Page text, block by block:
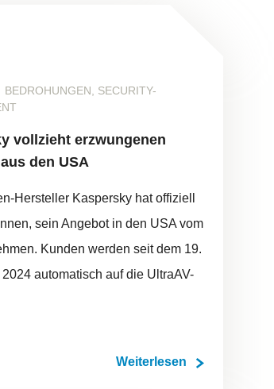
BEDROHUNGEN, SECURITY-
vollzieht erzwungenen
den USA
Hersteller Kaspersky hat offiziell
sein Angebot in den USA vom
Kunden werden seit dem 19.
automatisch auf die UltraAV-
Weiterlesen